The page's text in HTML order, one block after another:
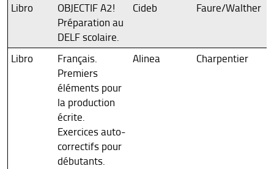
Libro
OBJECTIF A2!
Préparation au
DELF scolaire.
Cideb Faure/Walther
Libro
Français.
Premiers
éléments pour
la production
écrite.
Exercices auto-
correctifs pour
débutants.
Alinea Charpentier